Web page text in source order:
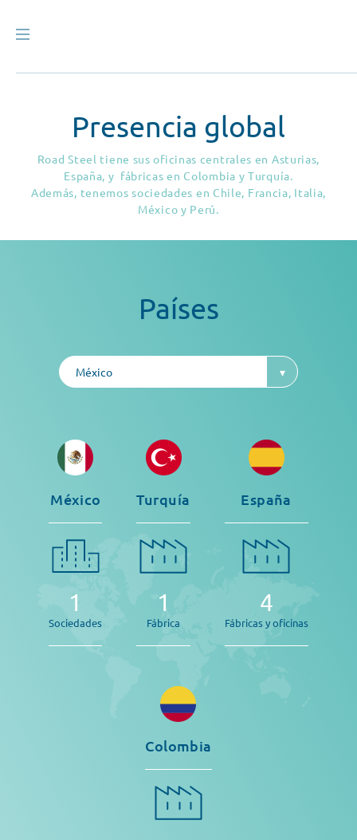
Presencia global
Road Steel tiene sus oficinas centrales en Asturias,
España, y fábricas en Colombia y Turquía.
Además, tenemos sociedades en Chile, Francia, Italia,
México y Perú.
Países
México ▾
México
1
Sociedades
Turquía
1
Fábrica
España
4
Fábricas y oficinas
Colombia